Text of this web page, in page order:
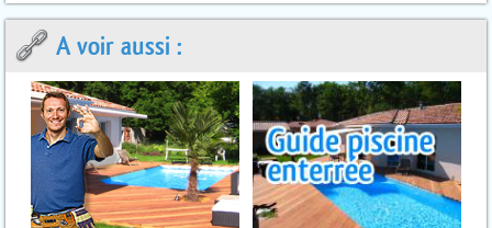
A voir aussi :